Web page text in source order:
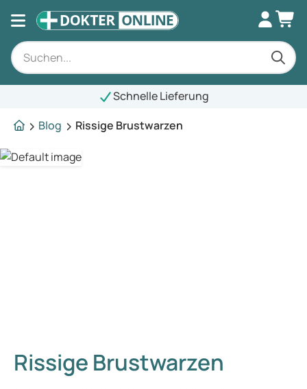
Schnelle Lieferung
Blog
Rissige Brustwarzen
Rissige Brustwarzen